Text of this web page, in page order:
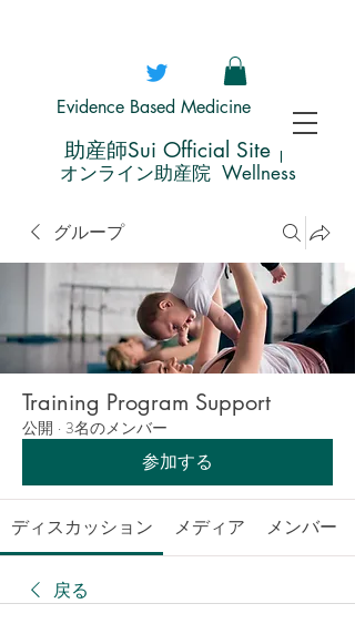
​助産師Sui Official Site｜
オンライン助産院 Wellness
Evidence Based Medicine
グループ
Training Program Support
公開 · 3名のメンバー
参加する
ディスカッション メディア メンバー
戻る